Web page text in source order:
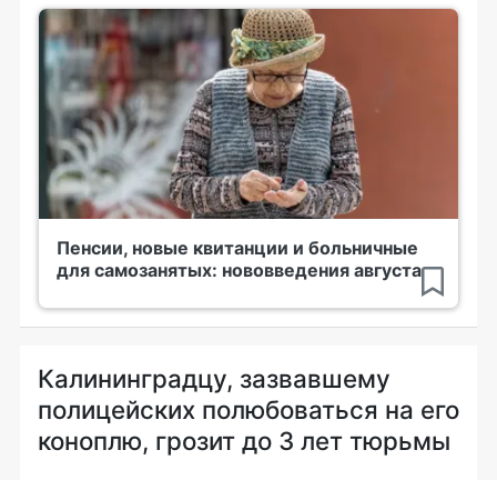
Пенсии, новые квитанции и больничные
для самозанятых: нововведения августа
Калининградцу, зазвавшему
полицейских полюбоваться на его
коноплю, грозит до 3 лет тюрьмы